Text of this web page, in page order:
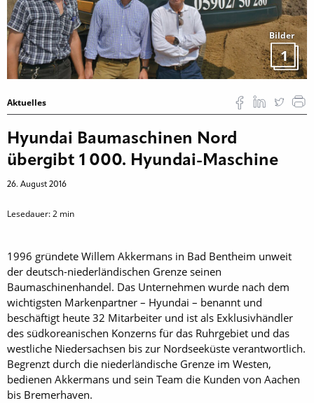
Bilder
1
Aktuelles
Hyundai Baumaschinen Nord
übergibt 1 000. Hyundai-Maschine
26. August 2016
Lesedauer:2 min
1996 gründete Willem Akkermans in Bad Bentheim unweit
der deutsch-nieder­ländischen Grenze seinen
Baumaschinenhandel. Das Unternehmen wurde nach dem
wichtigsten Markenpartner – Hyundai – benannt und
beschäftigt heute 32 Mitarbeiter und ist als Exklusivhändler
des südkoreanischen Konzerns für das Ruhrgebiet und das
westliche Niedersachsen bis zur Nordseeküste verantwortlich.
Begrenzt durch die niederländische Grenze im Westen,
bedienen Akkermans und sein Team die Kunden von Aachen
bis Bremerhaven.